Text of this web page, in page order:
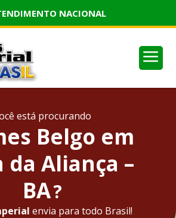
CERTIFICADOS
a
está procurando
Belgo em
da Aliança –
BA?
envia para todo Brasil!